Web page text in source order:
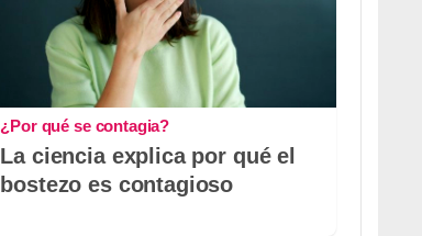
¿Por qué se contagia?
La ciencia explica por qué el
bostezo es contagioso